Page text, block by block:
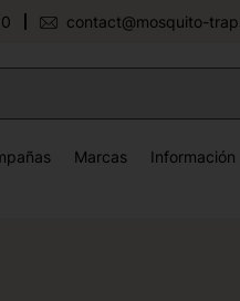
contact@mosquito-
Marcas Información